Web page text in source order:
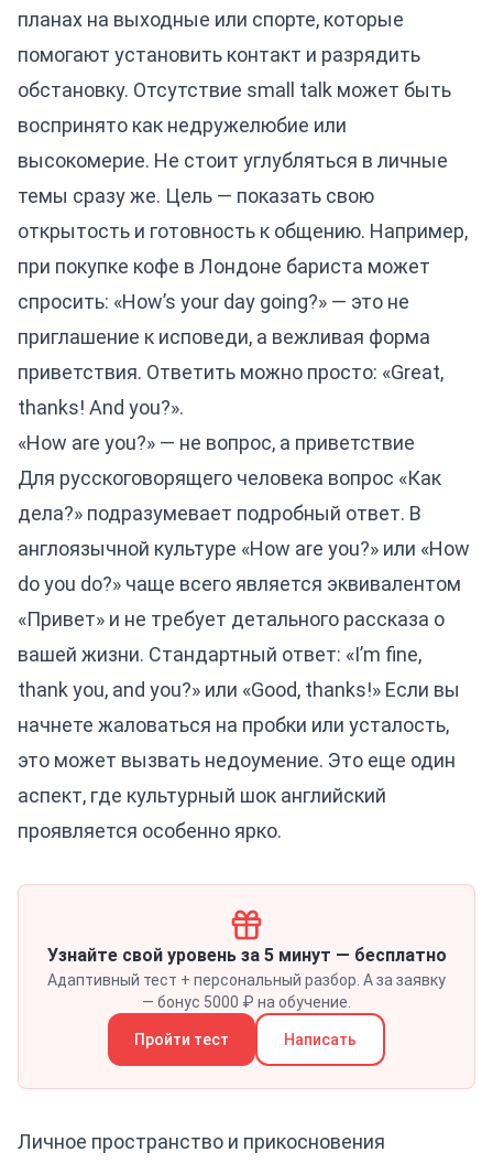
планах на выходные или спорте, которые
помогают установить контакт и разрядить
обстановку. Отсутствие small talk может быть
воспринято как недружелюбие или
высокомерие. Не стоит углубляться в личные
темы сразу же. Цель — показать свою
открытость и готовность к общению. Например,
при покупке кофе в Лондоне бариста может
спросить: «How’s your day going?» — это не
приглашение к исповеди, а вежливая форма
приветствия. Ответить можно просто: «Great,
thanks! And you?».
«How are you?» — не вопрос, а приветствие
Для русскоговорящего человека вопрос «Как
дела?» подразумевает подробный ответ. В
англоязычной культуре «How are you?» или «How
do you do?» чаще всего является эквивалентом
«Привет» и не требует детального рассказа о
вашей жизни. Стандартный ответ: «I’m fine,
thank you, and you?» или «Good, thanks!» Если вы
начнете жаловаться на пробки или усталость,
это может вызвать недоумение. Это еще один
аспект, где культурный шок английский
проявляется особенно ярко.
Узнайте свой уровень за 5 минут — бесплатно
Адаптивный тест + персональный разбор. А за заявку
— бонус 5000 ₽ на обучение.
Пройти тест Написать
Личное пространство и прикосновения